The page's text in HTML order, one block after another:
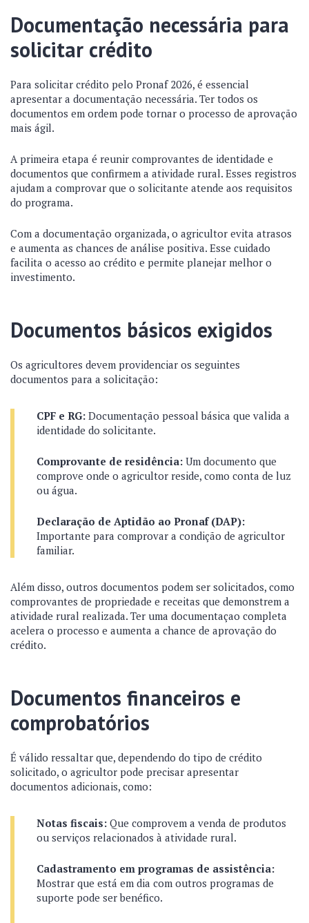
Documentação necessária para
solicitar crédito
Para solicitar crédito pelo Pronaf 2026, é essencial
apresentar a documentação necessária. Ter todos os
documentos em ordem pode tornar o processo de aprovação
mais ágil.
A primeira etapa é reunir comprovantes de identidade e
documentos que confirmem a atividade rural. Esses registros
ajudam a comprovar que o solicitante atende aos requisitos
do programa.
Com a documentação organizada, o agricultor evita atrasos
e aumenta as chances de análise positiva. Esse cuidado
facilita o acesso ao crédito e permite planejar melhor o
investimento.
Documentos básicos exigidos
Os agricultores devem providenciar os seguintes
documentos para a solicitação:
CPF e RG: Documentação pessoal básica que valida a
identidade do solicitante.
Comprovante de residência: Um documento que
comprove onde o agricultor reside, como conta de luz
ou água.
Declaração de Aptidão ao Pronaf (DAP):
Importante para comprovar a condição de agricultor
familiar.
Além disso, outros documentos podem ser solicitados, como
comprovantes de propriedade e receitas que demonstrem a
atividade rural realizada. Ter uma documentaçao completa
acelera o processo e aumenta a chance de aprovação do
crédito.
Documentos financeiros e
comprobatórios
É válido ressaltar que, dependendo do tipo de crédito
solicitado, o agricultor pode precisar apresentar
documentos adicionais, como:
Notas fiscais: Que comprovem a venda de produtos
ou serviços relacionados à atividade rural.
Cadastramento em programas de assistência:
Mostrar que está em dia com outros programas de
suporte pode ser benéfico.